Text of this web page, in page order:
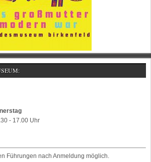
- 17.00 Uhr
Führungen nach Anmeldung möglich.